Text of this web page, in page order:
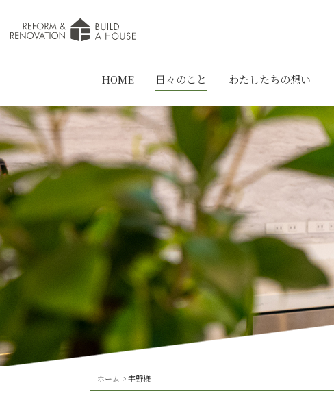
HOME 日々のこと わたしたちの想い
ホーム >宇野様